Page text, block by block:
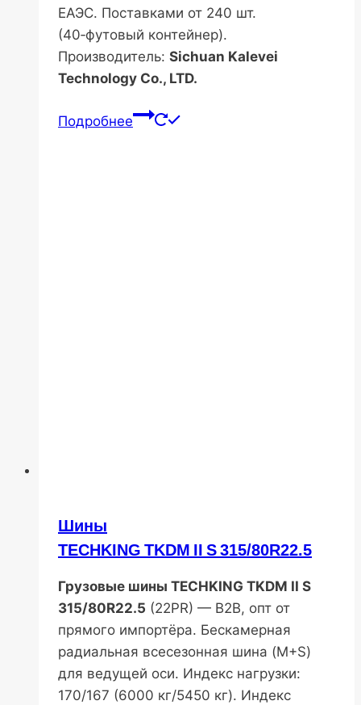
ЕАЭС. Поставками от 240 шт.
(40‑футовый контейнер).
Производитель: Sichuan Kalevei
Technology Co., LTD.
Подробнее
Шины
TECHKING TKDM II S 315/80R22.5
Грузовые шины TECHKING TKDM II S
315/80R22.5 (22PR) — B2B, опт от
прямого импортёра. Бескамерная
радиальная всесезонная шина (M+S)
для ведущей оси. Индекс нагрузки:
170/167 (6000 кг/5450 кг). Индекс